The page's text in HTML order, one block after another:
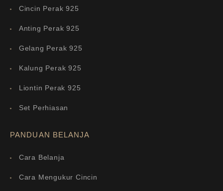
Cincin Perak 925
Anting Perak 925
Gelang Perak 925
Kalung Perak 925
Liontin Perak 925
Set Perhiasan
PANDUAN BELANJA
Cara Belanja
Cara Mengukur Cincin